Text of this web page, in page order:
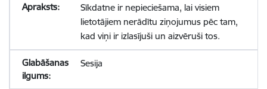
Sīkdatne ir nepieciešama, lai visiem
lietotājiem nerādītu ziņojumus pēc tam,
kad viņi ir izlasījuši un aizvēruši tos.
Sesija